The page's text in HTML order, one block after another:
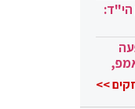
הי"ד:
>>